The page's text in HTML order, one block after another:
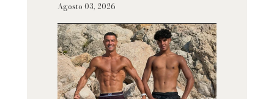
Agosto 03, 2026